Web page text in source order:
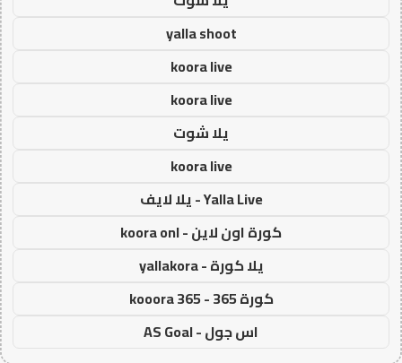
yalla shoot
koora live
koora live
يلا شوت
koora live
Yalla Live - يلا لايف
كورة اون لاين - koora onl
يلا كورة - yallakora
كورة 365 - kooora 365
اس جول - AS Goal